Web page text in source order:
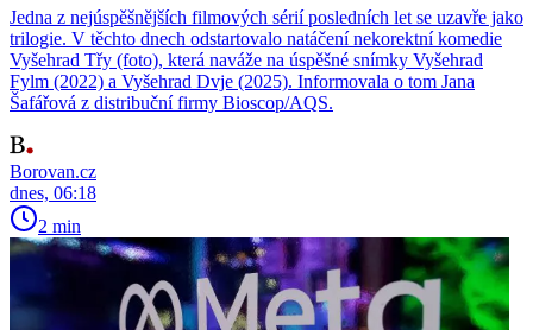
Jedna z nejúspěšnějších filmových sérií posledních let se uzavře jako
trilogie. V těchto dnech odstartovalo natáčení nekorektní komedie
Vyšehrad Třy (foto), která naváže na úspěšné snímky Vyšehrad
Fylm (2022) a Vyšehrad Dvje (2025). Informovala o tom Jana
Šafářová z distribuční firmy Bioscop/AQS.
Borovan.cz
dnes, 06:18
2 min